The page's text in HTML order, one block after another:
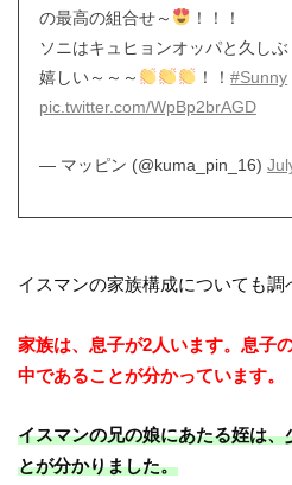
の最高の組合せ～
！！！
ソニはキュヒョンオッパと久し
嬉しい～～～
！！#Sunny
pic.twitter.com/WpBp2brAGD
— マッピン (@kuma_pin_16)
イスマンの家族構成についても調
家族は、息子が2人います。息子
中であることが分かっています。
イスマンの兄の娘にあたる姪は
とが分かりました。